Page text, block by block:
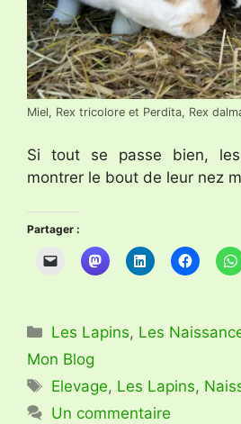
Miel, Rex tricolore et Perdita, Rex
Si tout se passe bien,
montrer le bout de leur nez
Partager :
Catégories
Les Lapins, Les
Mon Blog
Étiquettes
Elevage, Les Lapins,
Un commentaire